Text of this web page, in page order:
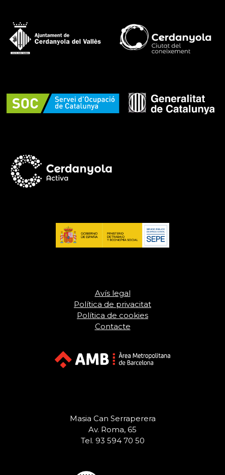
Avís legal
Política de privacitat
Política de cookies
Contacte
Masia Can Serraperera
Av. Roma, 65
Tel. 93 594 70 50